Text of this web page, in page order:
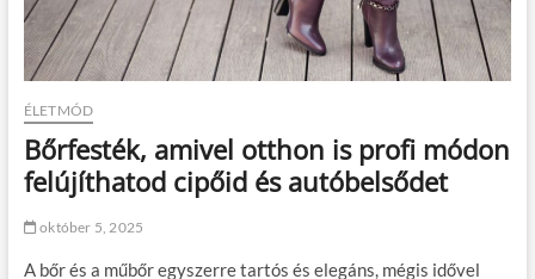
ÉLETMÓD
Bőrfesték, amivel otthon is profi módon
felújíthatod cipőid és autóbelsődet
október 5, 2025
A bőr és a műbőr egyszerre tartós és elegáns, mégis idővel